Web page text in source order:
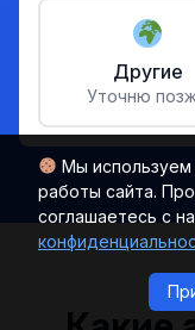
Мы используем
работы сайта.
соглашаетесь с
Другие
Уточню